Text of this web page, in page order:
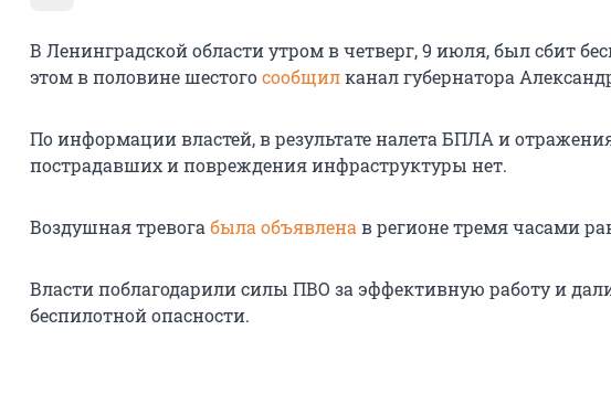
В Ленинградской области утром в четверг, 9 июля, был сбит
этом в половине шестогосообщилканал губернатора
По информации властей, в результате налета БПЛА и
пострадавших и повреждения инфраструктуры нет.
Воздушная тревога была объявлена в регионе тремя часами
Власти поблагодарили силы ПВО за эффективную работу и
беспилотной опасности.